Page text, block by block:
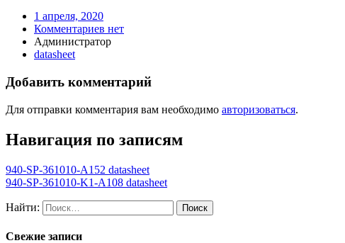
1 апреля, 2020
Комментариев нет
Администратор
datasheet
Добавить комментарий
Для отправки комментария вам необходимо авторизоваться.
Навигация по записям
940-SP-361010-A152 datasheet
940-SP-361010-K1-A108 datasheet
Найти:
Свежие записи